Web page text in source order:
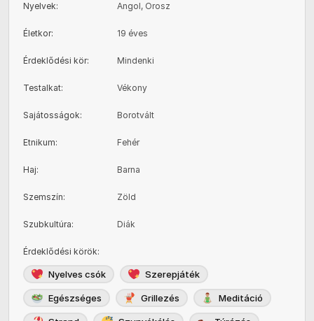
Nyelvek: Angol, Orosz
Életkor: 19 éves
Érdeklődési kör: Mindenki
Testalkat: Vékony
Sajátosságok: Borotvált
Etnikum: Fehér
Haj: Barna
Szemszín: Zöld
Szubkultúra: Diák
Érdeklődési körök:
Nyelves csók Szerepjáték
Egészséges Grillezés Meditáció